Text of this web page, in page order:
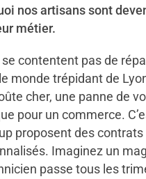
nos artisans sont
métier.
contentent pas de
monde trépidant de
cher, une panne de
pour un commerce.
proposent des contrats
Imaginez un
passe tous les